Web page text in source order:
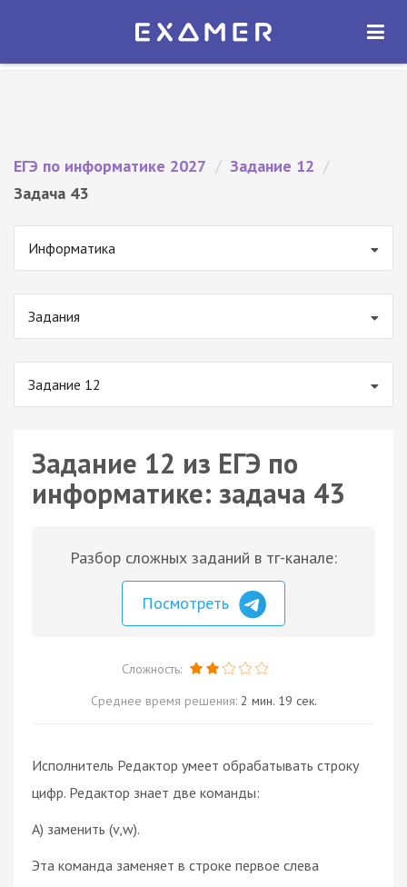
Экзамер — ЕГЭ 2027
ОТКРЫТЬ
ЕГЭ по информатике 2027 / Задание 12 /
Задача 43
Информатика
Задания
Задание 12
Задание 12 из ЕГЭ по
информатике: задача 43
Разбор сложных заданий в тг-канале:
Посмотреть
Сложность:
Среднее время решения: 2 мин. 19 сек.
Исполнитель Редактор умеет обрабатывать строку
цифр. Редактор знает две команды:
A) заменить (v,w).
Эта команда заменяет в строке первое слева